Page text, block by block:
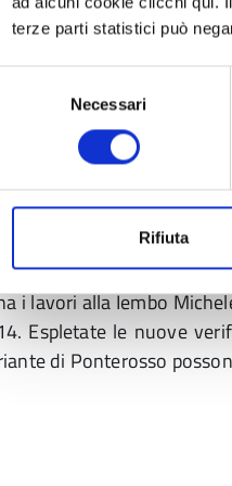
terze parti statistici può
Necessari
Rifiuta
il Comune di
con un pool
a fine 2016 e proprio
l’opera a Unieco.
di verifica
Unieco viene
sancisce la
costretta ad
i lavori alla Iembo
Espletate le nuove
di Ponterosso